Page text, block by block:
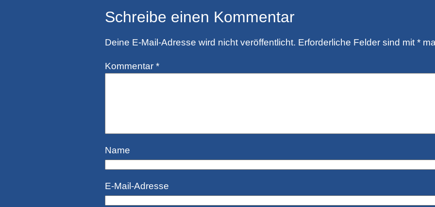
Schreibe einen Kommentar
Deine E-Mail-Adresse wird nicht veröffentlicht. Erforderliche Felder sind mit*
Kommentar *
Name
E-Mail-Adresse